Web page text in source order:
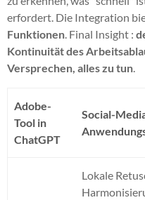
erfordert. Die Integration
Funktionen. Final Insight :
Kontinuität des
Versprechen, alles zu tun.
Adobe-
Tool in
ChatGPT
Social-
Lokale